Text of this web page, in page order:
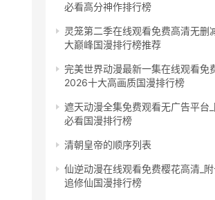
必看高分神作排行榜
灵笼第二季在线观看免费高清无删
大巅峰国漫排行榜推荐
完美世界动漫最新一集在线观看免
2026十大高画质国漫排行榜
遮天动漫全集免费观看无广告平台
必看国漫排行榜
清朝皇帝的顺序列表
仙逆动漫在线观看免费樱花高清_
追修仙国漫排行榜